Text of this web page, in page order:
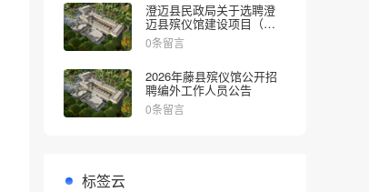
澄迈县民政局关于选聘澄
迈县殡仪馆建设项目（一
期）社会稳定风险评估机
构的公告
0条留言
2026年藤县殡仪馆公开招
聘编外工作人员公告
0条留言
标签云